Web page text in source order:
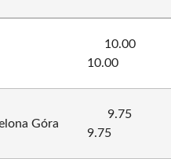
10.00
10.00
Góra
9.75
9.75